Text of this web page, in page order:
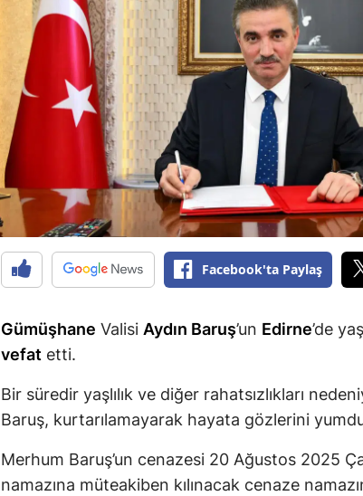
Facebook'ta Paylaş
Gümüşhane Valisi Aydın Baruş’un Edirne’de
vefat etti.
Bir süredir yaşlılık ve diğer rahatsızlıkları
Baruş, kurtarılamayarak hayata gözlerini
Merhum Baruş’un cenazesi 20 Ağustos 2025
namazına müteakiben kılınacak cenaze